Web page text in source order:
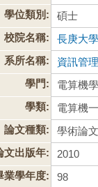
學位類別:
碩士
校院名稱:
長庚大學
系所名稱:
資訊管
學門:
電算機
學類:
電算機
論文種類:
學術論文
文出版年:
2010
業學年度:
98